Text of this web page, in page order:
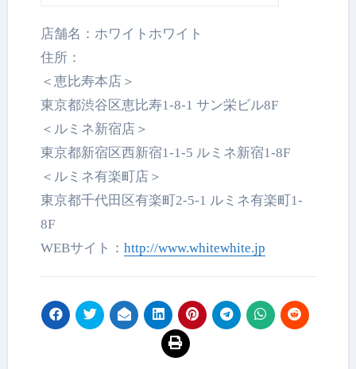
店舗名：ホワイトホワイト
住所：
＜恵比寿本店＞
東京都渋谷区恵比寿1-8-1 サン栄ビル8F
＜ルミネ新宿店＞
東京都新宿区西新宿1-1-5 ルミネ新宿1-8F
＜ルミネ有楽町店＞
東京都千代田区有楽町2-5-1 ルミネ有楽町1-
8F
WEBサイト：http://www.whitewhite.jp